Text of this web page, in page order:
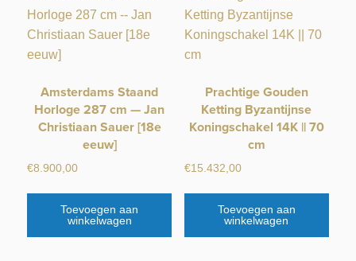
Amsterdams Staand
Horloge 287 cm — Jan
Christiaan Sauer [18e
eeuw]
€8.900,00
Toevoegen aan
winkelwagen
Prachtige Gouden
Ketting Byzantijnse
Koningschakel 14K || 70
cm
€15.432,00
Toevoegen aan
winkelwagen